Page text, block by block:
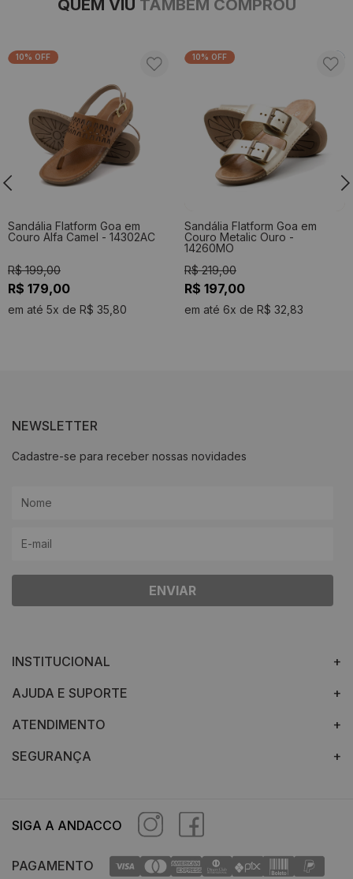
QUEM VIU TAMBÉM COMPROU
10% OFF
Sandália Flatform Goa em
Couro Alfa Camel - 14302AC
R$ 199,00
R$ 179,00
em até 5x de R$ 35,80
10% OFF
Sandália Flatform Goa em
Couro Metalic Ouro -
14260MO
R$ 219,00
R$ 197,00
em até 6x de R$ 32,83
NEWSLETTER
Cadastre-se para receber nossas novidades
ENVIAR
INSTITUCIONAL
AJUDA E SUPORTE
ATENDIMENTO
SEGURANÇA
SIGA A ANDACCO
PAGAMENTO